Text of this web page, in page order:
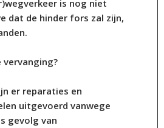
is nog niet
dat de hinder fors zal zijn,
?
er reparaties en
uitgevoerd vanwege
gevolg van